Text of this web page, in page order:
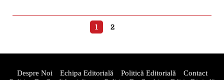
1 2
Despre Noi Echipa Editorială Politică Editorială
Contact